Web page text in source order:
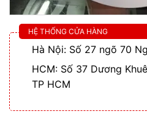
HỆ THỐNG CỬA HÀNG
Hà Nội: Số 27 ngõ 70
HCM: Số 37 Dương
TP HCM